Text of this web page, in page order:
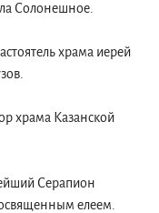
Солонешное.
храма иерей
храма Казанской
Серапион
елеем.